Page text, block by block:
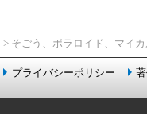
> そごう、ポラロイド、マイ
プライバシーポリシー